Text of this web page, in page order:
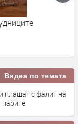
Видеа по темата
плашат с фалит на